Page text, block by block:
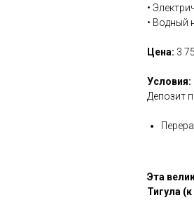
•
• Водный
Цена: 3
Условия:
Депозит
Эта
Тигула